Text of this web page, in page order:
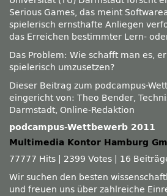
Serious Games, das meint
spielerisch ernsthafte Anliegen
das Erreichen bestimmter Lern-
Das Problem: Wie schafft man es,
spielerisch umzusetzen?
Dieser Beitrag zum podcampus-
eingericht von: Theo Bender,
Darmstadt, Online-Redaktion
podcampus-Wettbewerb 2011
Multimedia Kontor Hamburg
77777 Hits
2399 Votes
16
Wir suchen den besten
und freuen uns über zahlreiche